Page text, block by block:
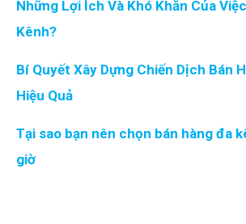
Những Lợi Ích Và Khó Khăn Của
Kênh?
Bí Quyết Xây Dựng Chiến Dịch Bán
Hiệu Quả
Tại sao bạn nên chọn bán hàng đa
giờ